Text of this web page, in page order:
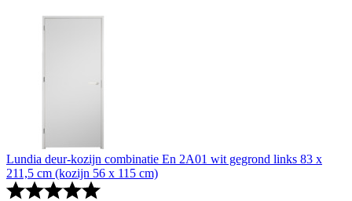
Lundia deur-kozijn combinatie En 2A01 wit gegrond links 83 x
211,5 cm (kozijn 56 x 115 cm)